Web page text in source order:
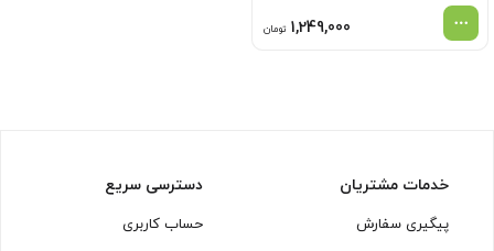
1,249,000 تومان
خدمات مشتریان
پیگیری سفارش
دسترسی سریع
حساب کاربری